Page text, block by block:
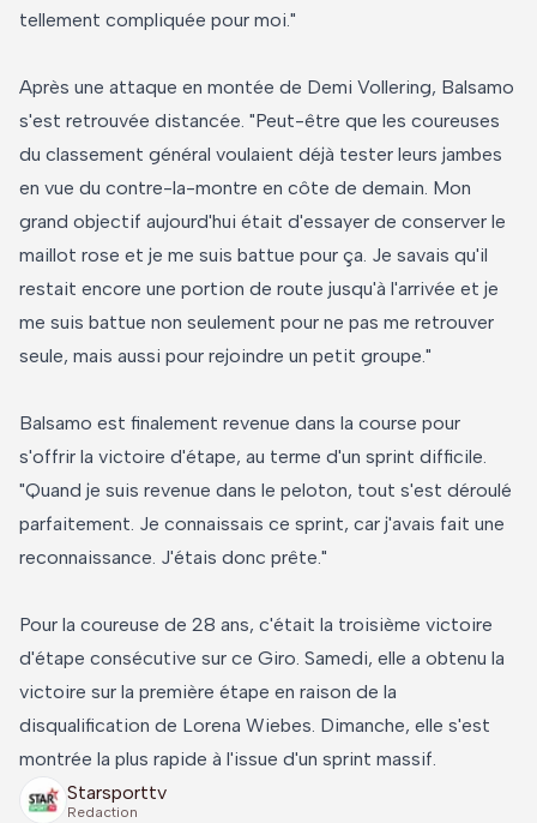
tellement compliquée pour moi."
Après une attaque en montée de Demi Vollering, Balsamo
s'est retrouvée distancée. "Peut-être que les coureuses
du classement général voulaient déjà tester leurs jambes
en vue du contre-la-montre en côte de demain. Mon
grand objectif aujourd'hui était d'essayer de conserver le
maillot rose et je me suis battue pour ça. Je savais qu'il
restait encore une portion de route jusqu'à l'arrivée et je
me suis battue non seulement pour ne pas me retrouver
seule, mais aussi pour rejoindre un petit groupe."
Balsamo est finalement revenue dans la course pour
s'offrir la victoire d'étape, au terme d'un sprint difficile.
"Quand je suis revenue dans le peloton, tout s'est déroulé
parfaitement. Je connaissais ce sprint, car j'avais fait une
reconnaissance. J'étais donc prête."
Pour la coureuse de 28 ans, c'était la troisième victoire
d'étape consécutive sur ce Giro. Samedi, elle a obtenu la
victoire sur la première étape en raison de la
disqualification de Lorena Wiebes. Dimanche, elle s'est
montrée la plus rapide à l'issue d'un sprint massif.
Starsporttv
Redaction